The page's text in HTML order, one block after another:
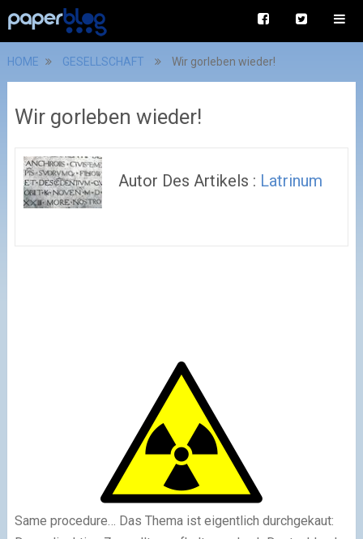
HOME GESELLSCHAFT Wir gorleben wieder!
Wir gorleben wieder!
Autor Des Artikels : Latrinum
Same procedure… Das Thema ist eigentlich durchgekaut: